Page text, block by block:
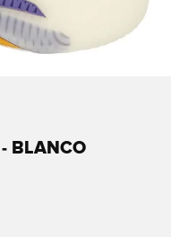
BLANCO